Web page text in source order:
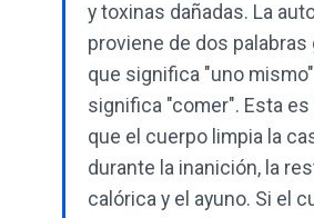
y toxinas dañadas. La
proviene de dos palabras
que significa "uno
significa "comer". Esta es
que el cuerpo limpia la
durante la inanición, la
calórica y el ayuno. Si el